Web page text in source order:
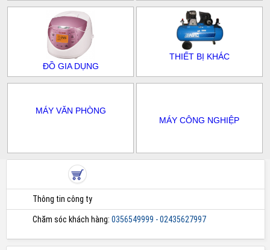
ĐỒ GIA DỤNG
THIẾT BỊ KHÁC
MÁY VĂN PHÒNG
MÁY CÔNG NGHIỆP
Thông tin công ty
Chăm sóc khách hàng: 0356549999 - 02435627997